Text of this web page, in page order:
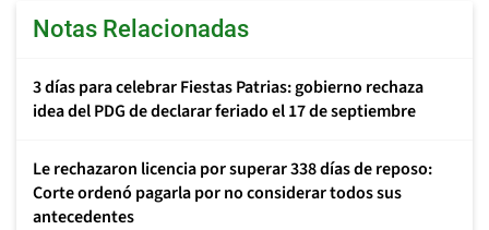
Notas Relacionadas
3 días para celebrar Fiestas Patrias: gobierno rechaza
idea del PDG de declarar feriado el 17 de septiembre
Le rechazaron licencia por superar 338 días de reposo:
Corte ordenó pagarla por no considerar todos sus
antecedentes